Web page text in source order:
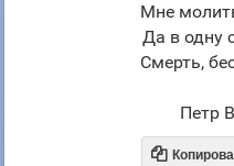
Мне
Да в одну
Смерть,
Петр
